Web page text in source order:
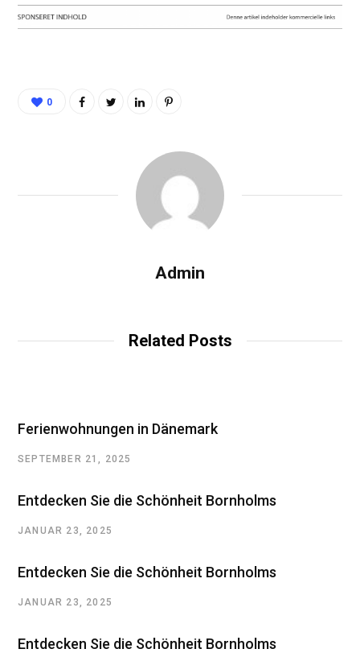
0
Admin
Related Posts
Ferienwohnungen in Dänemark
SEPTEMBER 21, 2025
Entdecken Sie die Schönheit Bornholms
JANUAR 23, 2025
Entdecken Sie die Schönheit Bornholms
JANUAR 23, 2025
Entdecken Sie die Schönheit Bornholms